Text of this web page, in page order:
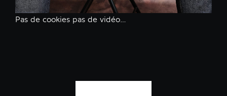
Pas de cookies pas de vidéo…